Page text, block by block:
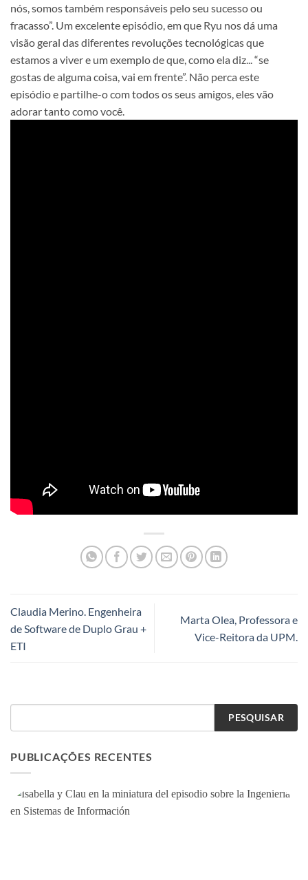
nós, somos também responsáveis pelo seu sucesso ou
fracasso”. Um excelente episódio, em que Ryu nos dá uma
visão geral das diferentes revoluções tecnológicas que
estamos a viver e um exemplo de que, como ela diz... “se
gostas de alguma coisa, vai em frente”. Não perca este
episódio e partilhe-o com todos os seus amigos, eles vão
adorar tanto como você.
Claudia Merino. Engenheira
de Software de Duplo Grau +
ETI
Marta Olea, Professora e
Vice-Reitora da UPM.
PESQUISAR
PUBLICAÇÕES RECENTES